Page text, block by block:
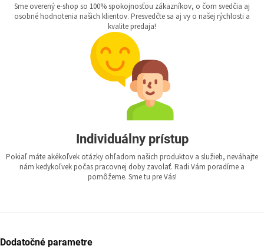
Sme overený e-shop so 100% spokojnosťou zákazníkov, o čom svedčia aj
osobné hodnotenia našich klientov. Presvedčte sa aj vy o našej rýchlosti a
kvalite predaja!
Individuálny prístup
Pokiaľ máte akékoľvek otázky ohľadom našich produktov a služieb, neváhajte
nám kedykoľvek počas pracovnej doby zavolať. Radi Vám poradíme a
pomôžeme. Sme tu pre Vás!
Dodatočné parametre